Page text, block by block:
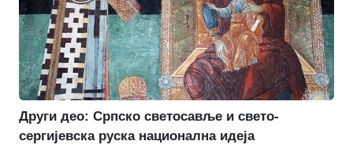
Други део: Српско светосавље и свето-
сергијевска руска национална идеја